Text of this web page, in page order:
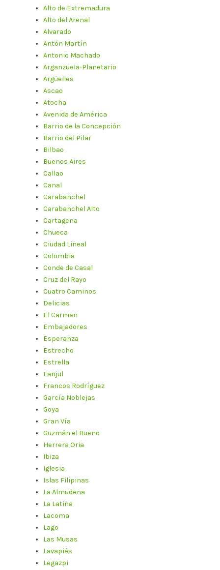
Alto de Extremadura
Alto del Arenal
Alvarado
Antón Martín
Antonio Machado
Arganzuela-Planetario
Argüelles
Ascao
Atocha
Avenida de América
Barrio de la Concepción
Barrio del Pilar
Bilbao
Buenos Aires
Callao
Canal
Carabanchel
Carabanchel Alto
Cartagena
Chueca
Ciudad Lineal
Colombia
Conde de Casal
Cruz del Rayo
Cuatro Caminos
Delicias
El Carmen
Embajadores
Esperanza
Estrecho
Estrella
Fanjul
Francos Rodríguez
García Noblejas
Goya
Gran Vía
Guzmán el Bueno
Herrera Oria
Ibiza
Iglesia
Islas Filipinas
La Almudena
La Latina
Lacoma
Lago
Las Musas
Lavapiés
Legazpi